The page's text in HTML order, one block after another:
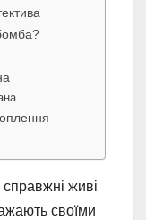
живі
своїми